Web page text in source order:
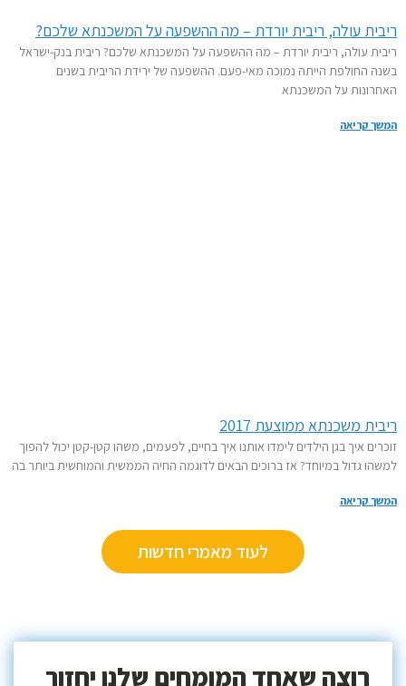
עולה, ריבית יורדת – מה ההשפעה על המשכנתא שלכם?
עולה, ריבית יורדת – מה ההשפעה על המשכנתא שלכם? ריבית בנק-ישראל
החולפת הייתה נמוכה מאי-פעם. ההשפעה של ירידת הריבית בשנים
על המשכנתא
קריאה
משכנתא ממוצעת 2017
איך בגן הילדים לימדו אותנו איך בחיים, לפעמים, משהו קטן-קטן יכול להפוך
גדול במיוחד? אז ברוכים הבאים לדוגמה החיה הממשית והמוחשית ביותר בה
קריאה
לעוד מאמרי חדשות
רוצה שאחד המומחים שלנו יחזור